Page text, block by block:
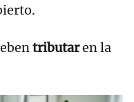
tributaren la